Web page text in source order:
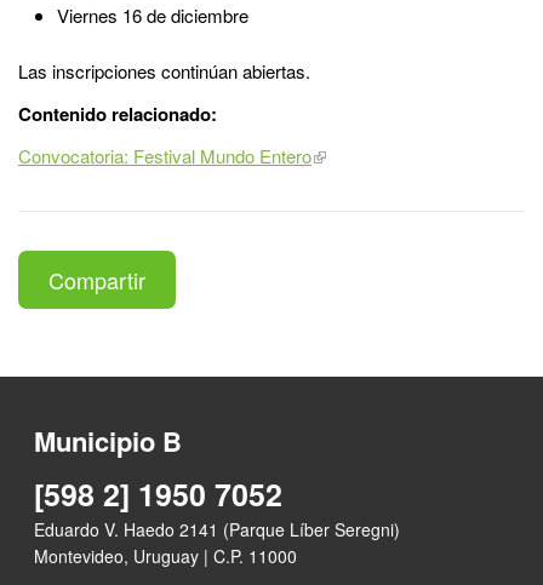
Viernes 16 de diciembre
Las inscripciones continúan abiertas.
Contenido relacionado:
Convocatoria: Festival Mundo Entero
Compartir
Municipio B
[598 2] 1950 7052
Eduardo V. Haedo 2141 (Parque Líber Seregni)
Montevideo, Uruguay | C.P. 11000